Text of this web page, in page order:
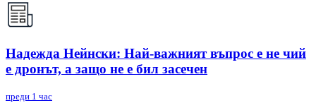
Надежда Нейнски: Най-важният въпрос е не чий
е дронът, а защо не е бил засечен
преди 1 час